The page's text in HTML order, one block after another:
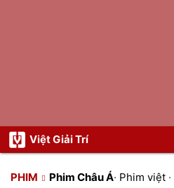
Việt Giải Trí
PHIM Phim Châu Á· Phim việt ·